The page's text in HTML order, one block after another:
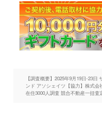
【調査概要】2025年9月19日-23
ンド アソシェイツ【協力】株式
在住3000人調査 競合不動産一括